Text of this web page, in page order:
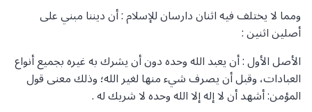
ومما لا يختلف فيه اثنان دارسان للإسلام : أن ديننا مبني على
أصلين اثنين :
الأصل الأول : أن يعبد الله وحده دون أن يشرك به غيره بجميع أنواع
العبادات، وقبل أن يصرف شيء منها لغير الله؛ وذلك معنى قول
المؤمن: أشهد أن لا إله إلا الله وحده لا شريك له .